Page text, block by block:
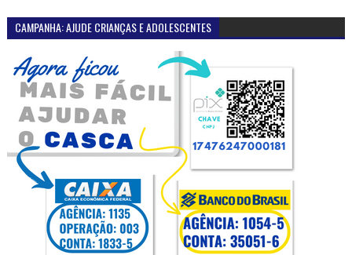
CAMPANHA: AJUDE CRIANÇAS E ADOLESCENTES